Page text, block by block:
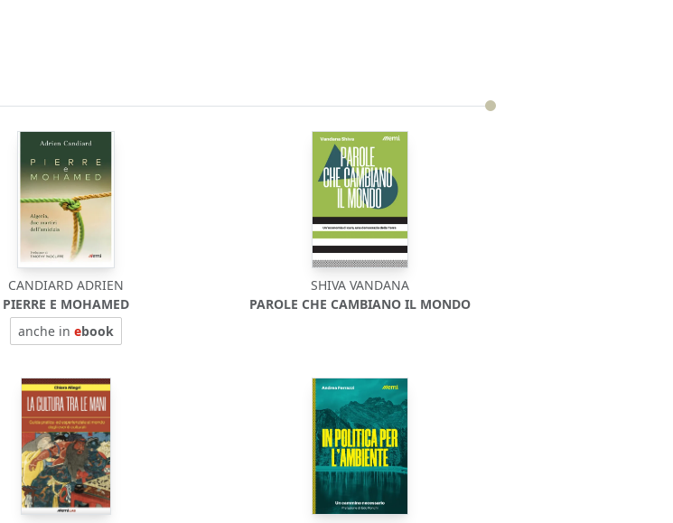
CANDIARD ADRIEN
PIERRE E MOHAMED
anche in ebook
SHIVA VANDANA
PAROLE CHE CAMBIANO IL MONDO